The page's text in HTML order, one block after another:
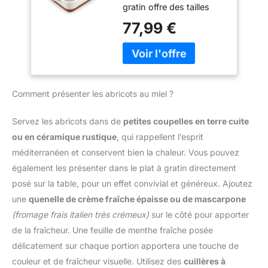
robustes pour faciliter
leur transport du four à la
table. Leur finition
élégante en porcelaine
blanche ajoute une
touche de style à votre
impressionnant vos
UTILISER ET À
NETTOYER：Fabriqué en
porcelaine de haute
qualité, ces plats sont
conçus avec un intérieur
lisse et antiadhésif, ce
qui les rend faciles à
nettoyer. Ils sont
compatibles avec le
micro-ondes, le lave-
vaisselle et le four, offrant
une expérience culinaire
Plat à Four avec
Motif de Sésame |
Passe au Lave-
vaisselle | Idéal
pour Tartes,
Gratins, Gâteaux et
gratin offre des tailles
ml et 1450 ml, parfaits
pour s'adapter à toutes
vos recettes. MATÉRIAU
fabriqué en grès durable,
égratignures et aux
températures élevées,
offrant une performance
de cuisson fiable à
chaque utilisation.
FACILITÉ D'ENTRETIEN :
Compatible avec le lave-
facile à nettoyer, vous
permettant de passer
moins de temps à la
vaisselle et plus de
77,99 €
Comment présenter les abricots au miel ?
Servez les abricots dans de petites coupelles en terre cuite
ou en céramique rustique , qui rappellent l’esprit
méditerranéen et conservent bien la chaleur. Vous pouvez
également les présenter dans le plat à gratin directement
posé sur la table, pour un effet convivial et généreux. Ajoutez
une quenelle de crème fraîche épaisse ou de mascarpone
(fromage frais italien très crémeux) sur le côté pour apporter
de la fraîcheur. Une feuille de menthe fraîche posée
délicatement sur chaque portion apportera une touche de
couleur et de fraîcheur visuelle. Utilisez des cuillères à